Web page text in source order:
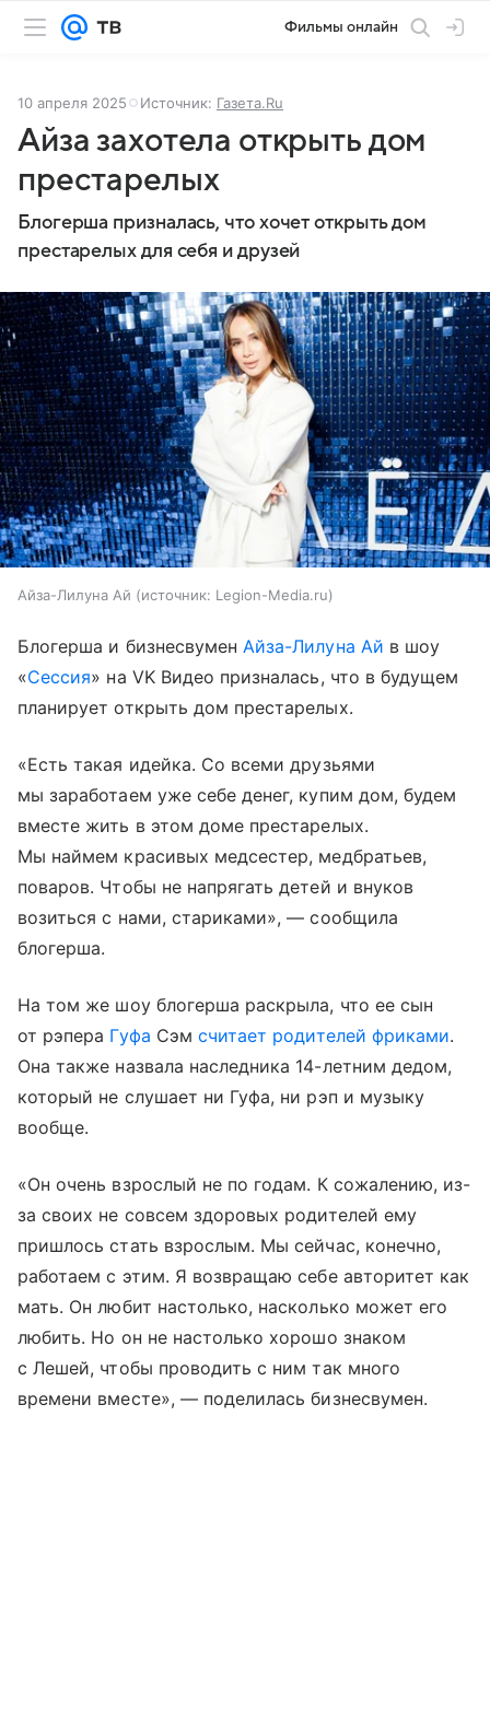
Фильмы онлайн
10 апреля 2025 Источник: Газета.Ru
Айза захотела открыть дом
престарелых
Блогерша призналась, что хочет открыть дом
престарелых для себя и друзей
Айза-Лилуна Ай источник: Legion-Media.ru
Блогерша и бизнесвуменАйза-Лилуна Ай в шоу
«Сессия» на VK Видео призналась, что в будущем
планирует открыть дом престарелых.
«Есть такая идейка. Со всеми друзьями
мы заработаем уже себе денег, купим дом, будем
вместе жить в этом доме престарелых.
Мы наймем красивых медсестер, медбратьев,
поваров. Чтобы не напрягать детей и внуков
возиться с нами, стариками», — сообщила
блогерша.
На том же шоу блогерша раскрыла, что ее сын
от рэпера Гуфа Сэм считает родителей фриками.
Она также назвала наследника 14-летним дедом,
который не слушает ни Гуфа, ни рэп и музыку
вообще.
«Он очень взрослый не по годам. К сожалению, из-
за своих не совсем здоровых родителей ему
пришлось стать взрослым. Мы сейчас, конечно,
работаем с этим. Я возвращаю себе авторитет как
мать. Он любит настолько, насколько может его
любить. Но он не настолько хорошо знаком
с Лешей, чтобы проводить с ним так много
времени вместе», — поделилась бизнесвумен.